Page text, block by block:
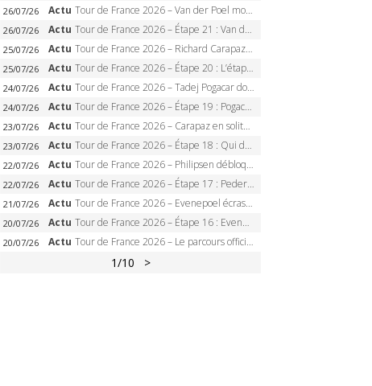
26/07/26 Actu Tour de France 2026 – Van der Poel monumental à Paris, Pogacar égale le record des cinq sacres
26/07/26 Actu Tour de France 2026 – Étape 21 : Van der Poel, Pogacar, qui succédera à Wout van Aert sur les Champs-Elysées ?
25/07/26 Actu Tour de France 2026 – Richard Carapaz roi des Alpes, doublé et maillot à pois, Seixas perd le podium
25/07/26 Actu Tour de France 2026 – Étape 20 : L’étape reine, Galibier, Sarenne, Alpe d’Huez, qui succédera à Pogacar ?
24/07/26 Actu Tour de France 2026 – Tadej Pogacar dompte l’Alpe d’Huez, 5e victoire, record de Pantani pulvérisé
24/07/26 Actu Tour de France 2026 – Étape 19 : Pogacar peut-il enfin dompter l’Alpe d’Huez ?
23/07/26 Actu Tour de France 2026 – Carapaz en solitaire à Orcières-Merlette, Paret-Peintre à un point du maillot à pois
23/07/26 Actu Tour de France 2026 – Étape 18 : Qui domptera Orcières-Merlette, première marche vers l’Alpe d’Huez ?
22/07/26 Actu Tour de France 2026 – Philipsen débloque son compteur à Voiron, Pedersen en danger pour le maillot vert
22/07/26 Actu Tour de France 2026 – Étape 17 : Pedersen peut-il verrouiller le maillot vert à Voiron ?
21/07/26 Actu Tour de France 2026 – Evenepoel écrase le chrono d’Évian, Seixas 4e, Lipowitz abandonne
20/07/26 Actu Tour de France 2026 – Étape 16 : Evenepoel, Pogacar, Ganna… qui domptera le chrono d’Évian pour redessiner le podium ?
20/07/26 Actu Tour de France 2026 – Le parcours officiel complet : 21 étapes, profils, carte et dates
1/10 >